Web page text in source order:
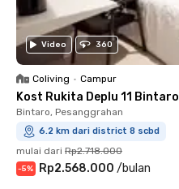
Video 360
Coliving • Campur
Kost Rukita Deplu 11 Bintaro
Bintaro, Pesanggrahan
6.2 km dari district 8 scbd
mulai dari Rp2.718.000
-5% Rp2.568.000 /bulan